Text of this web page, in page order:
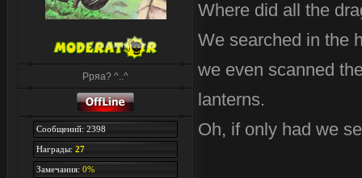
Рряа? ^..^
Сообщений: 2398
Награды: 27
Замечания: 0%
Where did all the
We searched in the
we even scanned
lanterns.
Oh, if only had we